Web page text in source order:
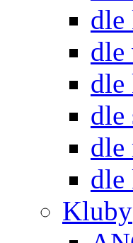
dle
dle
dle
dle
dle
dle
Kluby